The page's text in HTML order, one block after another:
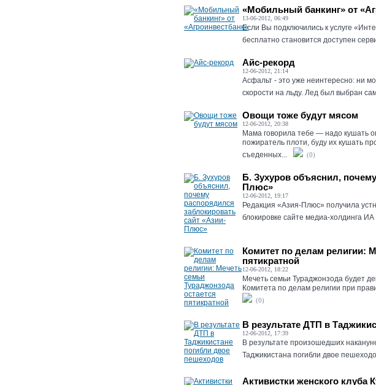
«Мобильный банкинг» от
13-06-2012, 06:49
Если Вы подключились к услуге
бесплатно становится доступен
Айс-рекорд
12-06-2012, 21:14
Асфальт - это уже неинтересно: ни
скорости на льду. Лед был выбран
Овощи тоже будут мясом
12-06-2012, 20:38
Мама говорила тебе — надо кушать
пожиратель плоти, буду их кушать
съеденных...
(0)
Б. Зухуров объяснил,
Плюс»
12-06-2012, 19:17
Редакция «Азия-Плюс» получила
блокировке сайте медиа-холдинга
Комитет по делам религии:
пятикратной
12-06-2012, 18:22
Мечеть семьи Тураджонзода будет
Комитета по делам религии при
(0)
В результате ДТП в
12-06-2012, 17:39
В результате произошедших
Таджикистана погибли двое
Активистки женского